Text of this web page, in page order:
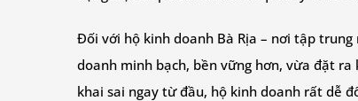
Đối với hộ kinh doanh Bà Rịa – nơi tập
doanh minh bạch, bền vững hơn, vừa đặt
khai sai ngay từ đầu, hộ kinh doanh rất dễ